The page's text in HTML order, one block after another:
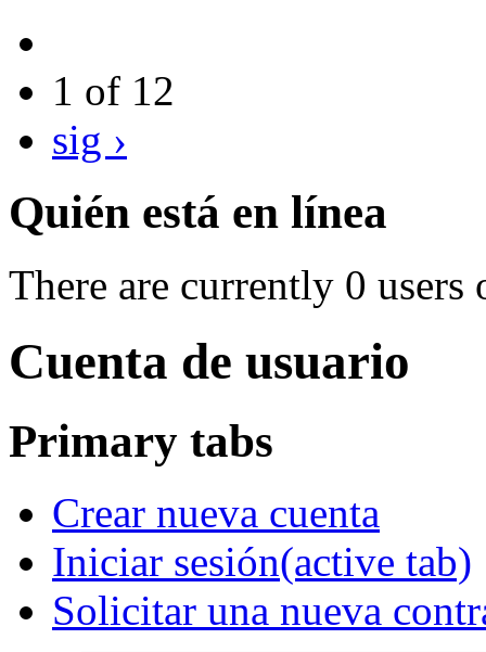
1 of 12
sig ›
Quién está en línea
There are currently 0 users
Cuenta de usuario
Primary tabs
Crear nueva cuenta
Iniciar sesión(active tab)
Solicitar una nueva